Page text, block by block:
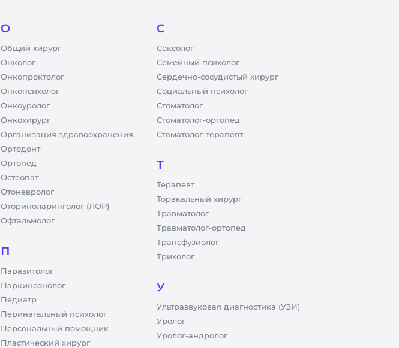
О
Общий хирург
Онколог
Онкопроктолог
Онкопсихолог
Онкоуролог
Онкохирург
Организация здравоохранения
Ортодонт
Ортопед
Остеопат
Отоневролог
Оториноларинголог (ЛОР)
Офтальмолог
П
Паразитолог
Паркинсонолог
Педиатр
Перинатальный психолог
Персональный помощник
Пластический хирург
С
Сексолог
Семейный психолог
Сердечно-сосудистый хирург
Социальный психолог
Стоматолог
Стоматолог-ортопед
Стоматолог-терапевт
Т
Терапевт
Торакальный хирург
Травматолог
Травматолог-ортопед
Трансфузиолог
Трихолог
У
Ультразвуковая диагностика (УЗИ)
Уролог
Уролог-андролог